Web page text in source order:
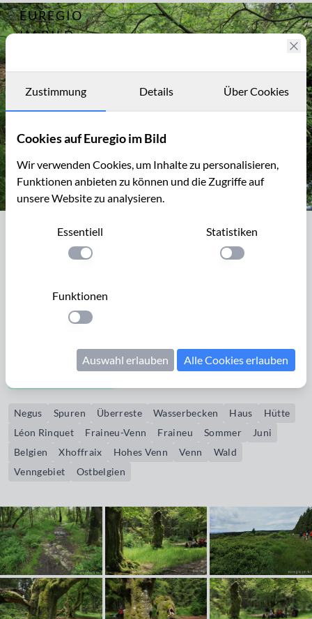
EUREGIO
IM BILD
Archiv
Kontakt
Archiv 8125
Spuren einer Ansiedlung der ganz
besonderen Art
insgesamt 3x ein Haus, bzw. eine Hütte. Der Wanderweg mit
der Markierung gelbes Kreuz führt an der Stelle vorbei.
Negus Spuren Überreste Wasserbecken Haus
Hütte
Léon Rinquet
Fraineu-Venn Fraineu Sommer
Juni
Belgien
Xhoffraix Hohes Venn Venn
Wald
Venngebiet
Ostbelgien
Zustimmung Details Über Cookies
Cookies auf Euregio im Bild
Wir verwenden Cookies, um Inhalte zu personalisieren,
Funktionen anbieten zu können und die Zugriffe auf
unsere Website zu analysieren.
Essentiell
Einstellung anwenden
Statistiken
Einstellung
Funktionen
Einstellung anwenden
Auswahl erlauben Alle Cookies erlauben